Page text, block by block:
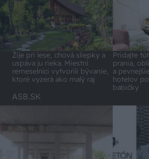
Žije pri lese, chová sliepky a
uspáva ju rieka. Miestni
remeselníci vytvorili bývanie,
ktoré vyzerá ako malý raj
Pridajte
prania,
a
hotelov
babičky
ASB.SK